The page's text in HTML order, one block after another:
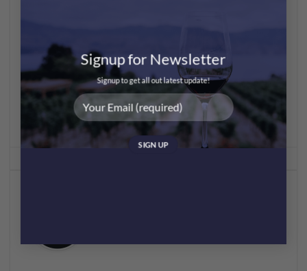
Signup for Newsletter
Signup to get all out latest update!
純分享非賣品非廣告
唔好問邊度有得買